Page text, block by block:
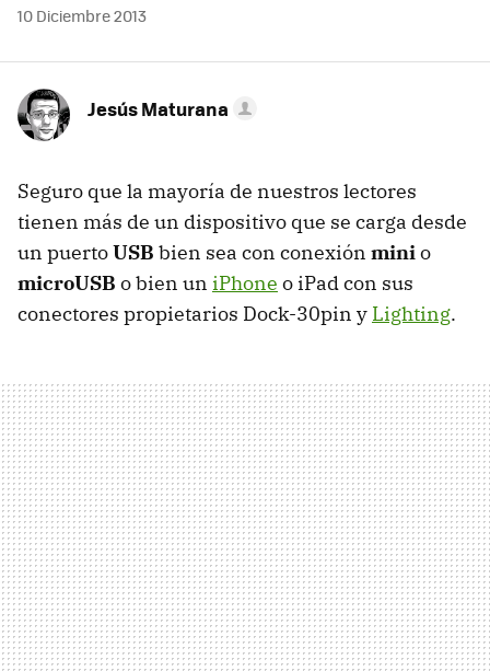
10 Diciembre 2013
Jesús Maturana
Seguro que la mayoría de nuestros lectores
tienen más de un dispositivo que se carga desde
un puertoUSB bien sea con conexión minio
microUSB o bien un iPhone o iPad con sus
conectores propietarios Dock-30pin y Lighting.